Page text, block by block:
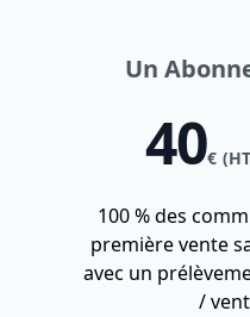
Un
40€
100 % des
première vente
avec un
/